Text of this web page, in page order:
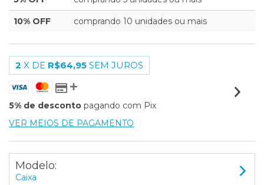
10% OFF comprando 10 unidades ou mais
2 X DE R$64,95 SEM JUROS
5% de desconto pagando com Pix
VER MEIOS DE PAGAMENTO
Modelo:
Caixa